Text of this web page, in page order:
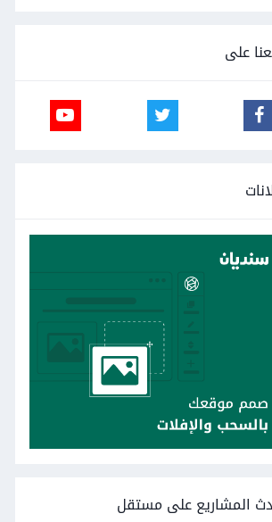
على
المشاريع على مستقل